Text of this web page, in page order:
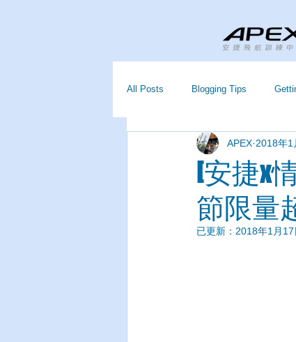
All Posts Blogging Tips
[安捷x
節限量
APEX 2018年1
已更新： 2018年1月17